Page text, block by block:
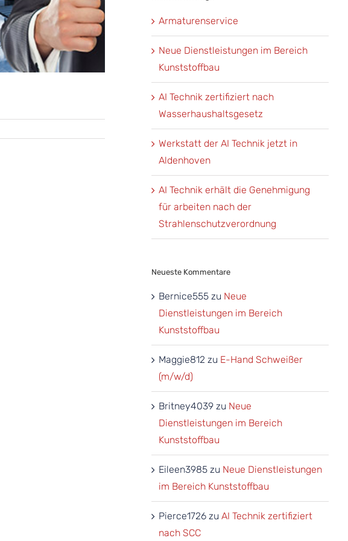
Armaturenservice
Neue Dienstleistungen im Bereich
Kunststoffbau
AI Technik zertifiziert nach
Wasserhaushaltsgesetz
Werkstatt der AI Technik jetzt in
Aldenhoven
AI Technik erhält die Genehmigung
für arbeiten nach der
Strahlenschutzverordnung
Neueste Kommentare
Bernice555zu Neue
Dienstleistungen im Bereich
Kunststoffbau
Maggie812 zu E-Hand Schweißer
(m/w/d)
Britney4039zu Neue
Dienstleistungen im Bereich
Kunststoffbau
Eileen3985zu Neue Dienstleistungen
im Bereich Kunststoffbau
Pierce1726zu AI Technik zertifiziert
nach SCC